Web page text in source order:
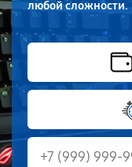
любой сложности.